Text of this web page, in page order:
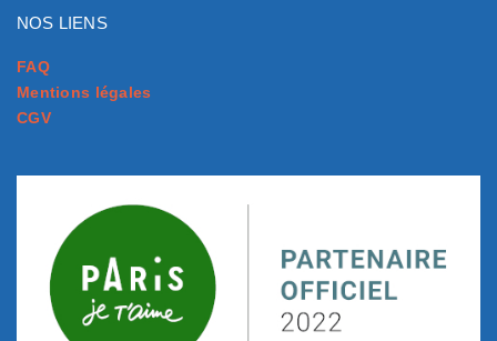
NOS LIENS
FAQ
Mentions légales
CGV